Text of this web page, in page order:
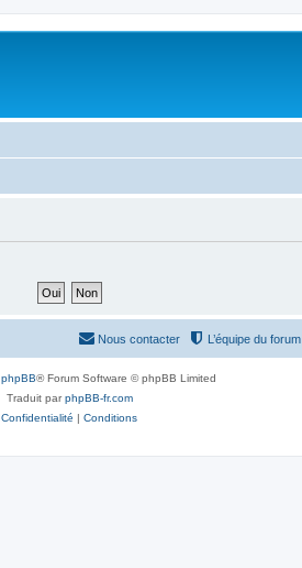
L’équipe du forum
Nous contacter
phpBB® Forum Software © phpBB Limited
Traduit parphpBB-fr.com
Confidentialité | Conditions